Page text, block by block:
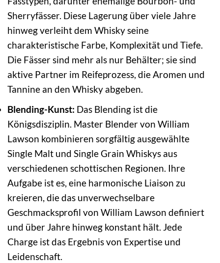
Sherryfässer. Diese Lagerung über viele Jahre
hinweg verleiht dem Whisky seine
charakteristische Farbe, Komplexität und Tiefe.
Die Fässer sind mehr als nur Behälter; sie sind
aktive Partner im Reifeprozess, die Aromen und
Tannine an den Whisky abgeben.
Blending-Kunst: Das Blending ist die
Königsdisziplin. Master Blender von William
Lawson kombinieren sorgfältig ausgewählte
Single Malt und Single Grain Whiskys aus
verschiedenen schottischen Regionen. Ihre
Aufgabe ist es, eine harmonische Liaison zu
kreieren, die das unverwechselbare
Geschmacksprofil von William Lawson definiert
und über Jahre hinweg konstant hält. Jede
Charge ist das Ergebnis von Expertise und
Leidenschaft.